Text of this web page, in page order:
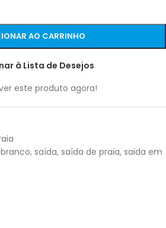
AO CARRINHO
à Lista de Desejos
este produto agora!
, saída, saída de praia, saida em